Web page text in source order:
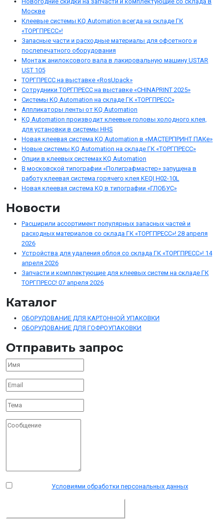
Москве
Клеевые системы KQ Automation всегда на складе ГК
«ТОРГПРЕСС»!
Запасные части и расходные материалы для офсетного и
послепечатного оборудования
Монтаж анилоксового вала в лакировальную машину USTAR
UST 105
ТОРГПРЕСС на выставке «RosUpack»
Сотрудники ТОРГПРЕСС на выставке «CHINAPRINT 2025»
Системы KQ Automation на складе ГК «ТОРГПРЕСС»
Аппликаторы ленты от KQ Automation
KQ Automation производит клеевые головы холодного клея,
для установки в системы HHS
Новая клеевая система KQ Automation в «МАСТЕРПРИНТ ПАКе»
Новые системы KQ Automation на складе ГК «ТОРГПРЕСС»
Опции в клеевых системах KQ Automation
В московской типографии «Полиграфмастер» запущена в
работу клеевая система горячего клея KEQI H02-10L
Новая клеевая система KQ в типографии «ГЛОБУС»
Новости
Расширили ассортимент популярных запасных частей и
расходных материалов со склада ГК «ТОРГПРЕСС»! 28 апреля
2026
Устройства для удаления облоя со склада ГК «ТОРГПРЕСС»! 14
апреля 2026
Запчасти и комплектующие для клеевых систем на складе ГК
ТОРГПРЕСС! 07 апреля 2026
Каталог
ОБОРУДОВАНИЕ ДЛЯ КАРТОННОЙ УПАКОВКИ
ОБОРУДОВАНИЕ ДЛЯ ГОФРОУПАКОВКИ
Отправить запрос
Условиями обработки персональных данных